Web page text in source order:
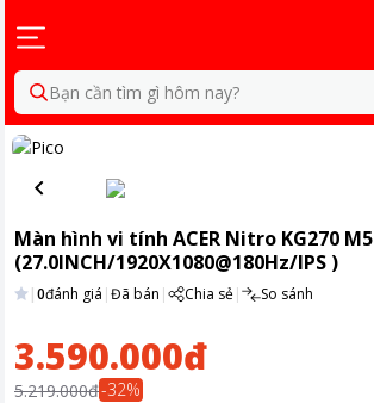
Bạn cần tìm gì hôm nay?
Màn hình vi tính ACER Nitro KG270 M5
(27.0INCH/1920X1080@180Hz/IPS )
|0đánh giá |Đã bán | Chia sẻ| So sánh
3.590.000đ
5.219.000đ-32%